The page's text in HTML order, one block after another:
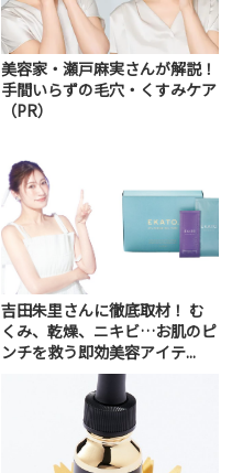
美容家・瀬戸麻実さんが解説！
手間いらずの毛穴・くすみケア
（PR）
吉田朱里さんに徹底取材！ む
くみ、乾燥、ニキビ…お肌のピ
ンチを救う即効美容アイテ...